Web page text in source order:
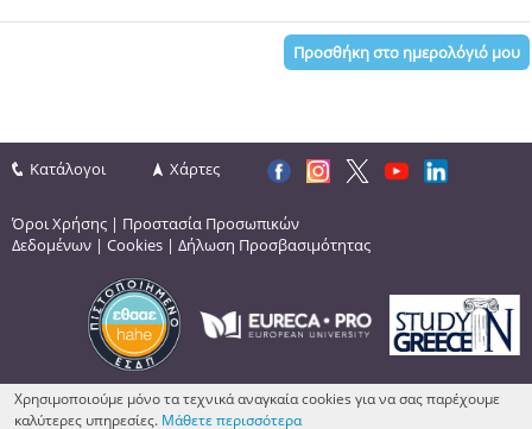
Προσθήκη στο ημερολόγιό μου
Κατάλογοι Χάρτες
Όροι Χρήσης | Προστασία Προσωπικών
Δεδομένων | Cookies | Δήλωση Προσβασιμότητας
Χρησιμοποιούμε μόνο τα τεχνικά αναγκαία cookies για να σας παρέχουμε
καλύτερες υπηρεσίες. Μάθετε περισσότερα